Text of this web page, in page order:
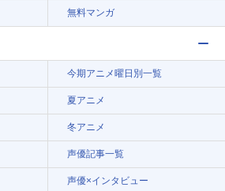
無料マンガ
今期アニメ曜日別一覧
夏アニメ
冬アニメ
声優記事一覧
声優×インタビュー